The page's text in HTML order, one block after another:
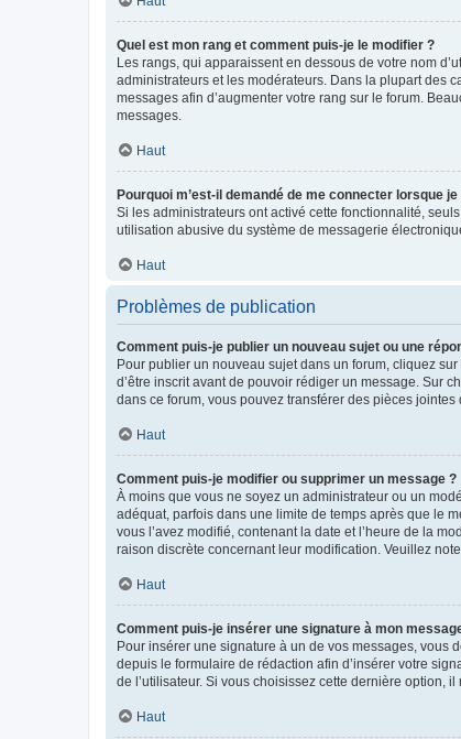
Quel est mon rang et comment puis-je le modifier ?
Les rangs, qui apparaissent en dessous de votre nom
administrateurs et les modérateurs. Dans la plupart des
messages afin d’augmenter votre rang sur le forum.
messages.
Haut
Pourquoi m’est-il demandé de me connecter lorsque
Si les administrateurs ont activé cette fonctionnalité,
utilisation abusive du système de messagerie
Haut
Problèmes de publication
Comment puis-je publier un nouveau sujet ou une
Pour publier un nouveau sujet dans un forum, cliquez
d’être inscrit avant de pouvoir rédiger un message. Sur
dans ce forum, vous pouvez transférer des pièces jointes
Haut
Comment puis-je modifier ou supprimer un message ?
À moins que vous ne soyez un administrateur ou un
adéquat, parfois dans une limite de temps après que le
vous l’avez modifié, contenant la date et l’heure de la
raison discrète concernant leur modification. Veuillez
Haut
Comment puis-je insérer une signature à mon
Pour insérer une signature à un de vos messages, vous
depuis le formulaire de rédaction afin d’insérer votre
de l’utilisateur. Si vous choisissez cette dernière option,
Haut